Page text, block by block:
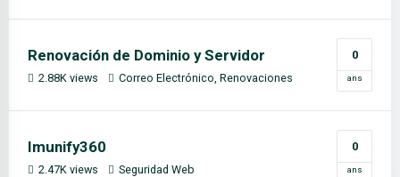
Renovación de Dominio y Servidor
2.88K views Correo Electrónico Renovaciones
0
ans
Imunify360
2.47K views Seguridad Web
0
ans